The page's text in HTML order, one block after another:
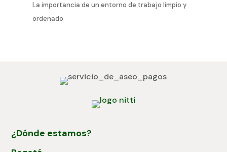
La importancia de un entorno de trabajo limpio y
ordenado
¿Dónde estamos?